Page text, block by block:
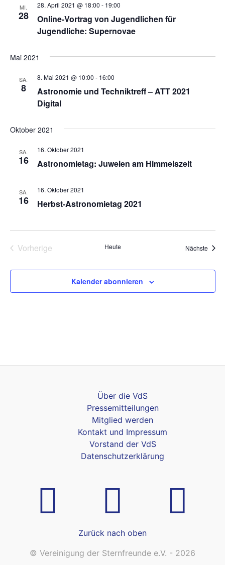
MI.
28
Online-Vortrag von Jugendlichen für
Jugendliche: Supernovae
28. April 2021 @ 18:00 - 19:00
Mai 2021
SA.
8
Astronomie und Techniktreff – ATT 2021
Digital
8. Mai 2021 @ 10:00 - 16:00
Oktober 2021
SA.
16 Astronomietag: Juwelen am Himmelszelt
16. Oktober 2021
SA.
16 Herbst-Astronomietag 2021
16. Oktober 2021
Vorherige
Heute Nächste
Kalender abonnieren
Über die VdS
Pressemitteilungen
Mitglied werden
Kontakt und Impressum
Vorstand der VdS
Datenschutzerklärung
Zurück nach oben
© Vereinigung der Sternfreunde e.V. - 2026